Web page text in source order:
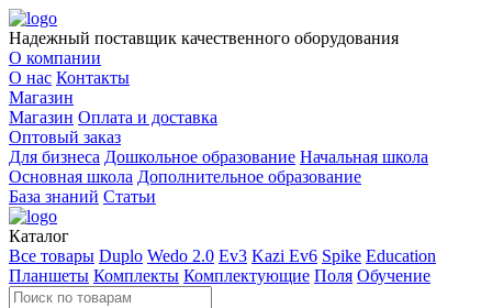
Надежный поставщик качественного оборудования
О компании
О нас Контакты
Магазин
Магазин Оплата и доставка
Оптовый заказ
Для бизнеса Дошкольное образование Начальная школа
Основная школа Дополнительное образование
База знаний Статьи
Каталог
Все товары Duplo Wedo 2.0 Ev3 Kazi Ev6 Spike Education
Планшеты Комплекты Комплектующие Поля Обучение